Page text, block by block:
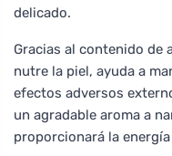
delicado.
Gracias al contenido de
nutre la piel, ayuda a
efectos adversos
un agradable aroma a
proporcionará la